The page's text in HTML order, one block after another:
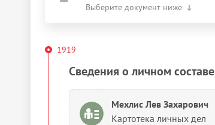
Выберите документ ниже
1919
Сведения о личном составе
Мехлис Лев Захарович
Картотека личных дел